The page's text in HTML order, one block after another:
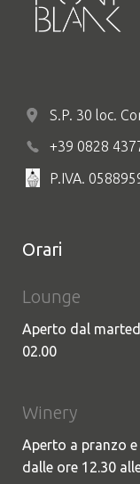
S.P. 30 loc.
+39 0828
P.IVA.
Orari
Lounge
Aperto dal
02.00
Winery
Aperto a pranzo
dalle ore 12.30